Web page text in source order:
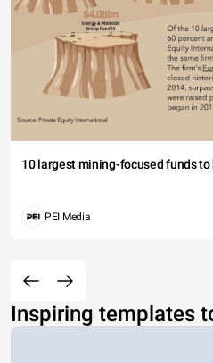
10 largest mining-focused funds
PEI Media
Inspiring templates